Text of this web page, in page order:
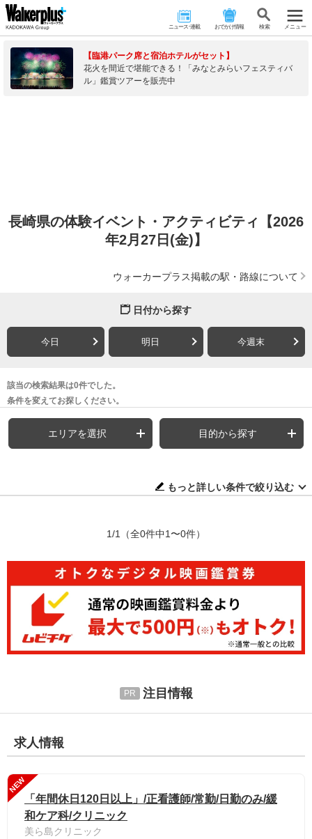
ニュース･連載 おでかけ情報 検 索 メニュー
【臨港パーク席と宿泊ホテルがセット】
花火を間近で堪能できる！「みなとみらいフェスティバ
ル」鑑賞ツアーを販売中
長崎県の体験イベント・アクティビティ【2026
年2月27日(金)】
ウォーカープラス掲載の駅・路線について
日付から探す
今日 明日 今週末
該当の検索結果は0件でした。
条件を変えてお探しください。
エリアを選択 目的から探す
もっと詳しい条件で絞り込む
1/1 （全0件中1〜0件）
注目情報
求人情報
NEW
「年間休日120日以上」/正看護師/常勤/日勤のみ/緩
和ケア科/クリニック
美ら島クリニック